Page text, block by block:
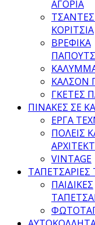
ΑΓΟΡΙΑ
ΤΣΑΝΤΕΣ
ΚΟΡΙΤΣΙΑ
ΒΡΕΦΙΚΑ
ΚΑΛΣΟΝ
ΓΚΕΤΕΣ
ΠΙΝΑΚΕΣ ΣΕ
ΕΡΓΑ
ΠΟΛΕΙΣ
VINTAGE
ΤΑΠΕΤΣΑΡΙΕΣ
ΠΑΙΔΙΚΕΣ